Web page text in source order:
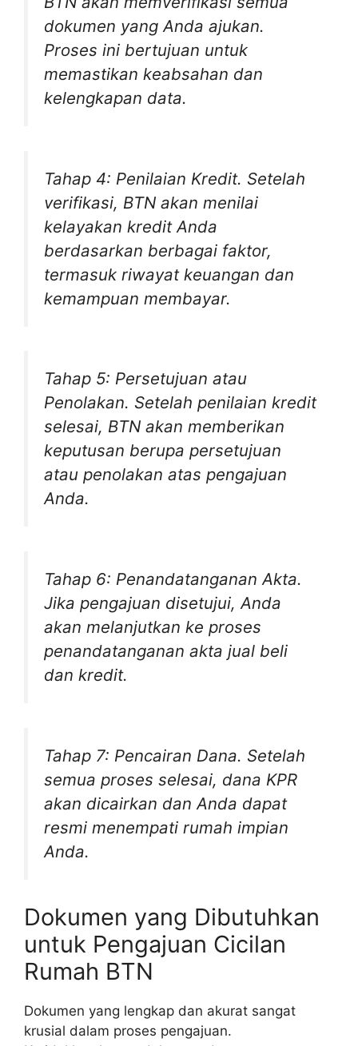
dokumen yang Anda ajukan.
Proses ini bertujuan untuk
memastikan keabsahan dan
kelengkapan data.
Tahap 4: Penilaian Kredit. Setelah
verifikasi, BTN akan menilai
kelayakan kredit Anda
berdasarkan berbagai faktor,
termasuk riwayat keuangan dan
kemampuan membayar.
Tahap 5: Persetujuan atau
Penolakan. Setelah penilaian kredit
selesai, BTN akan memberikan
keputusan berupa persetujuan
atau penolakan atas pengajuan
Anda.
Tahap 6: Penandatanganan Akta.
Jika pengajuan disetujui, Anda
akan melanjutkan ke proses
penandatanganan akta jual beli
dan kredit.
Tahap 7: Pencairan Dana. Setelah
semua proses selesai, dana KPR
akan dicairkan dan Anda dapat
resmi menempati rumah impian
Anda.
Dokumen yang Dibutuhkan
untuk Pengajuan Cicilan
Rumah BTN
Dokumen yang lengkap dan akurat sangat
krusial dalam proses pengajuan.